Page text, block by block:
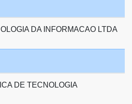
DA INFORMACAO LTDA
DE TECNOLOGIA